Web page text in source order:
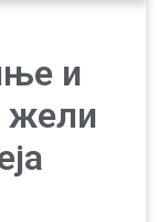
и
жели